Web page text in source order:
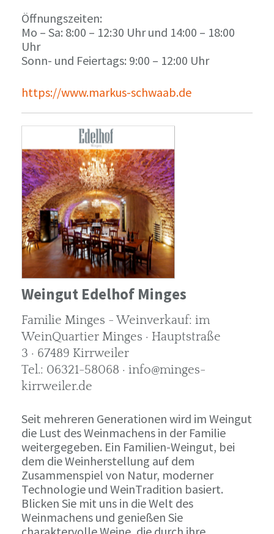
Öffnungszeiten:
Mo – Sa: 8:00 – 12:30 Uhr und 14:00 – 18:00
Uhr
Sonn- und Feiertags: 9:00 – 12:00 Uhr
https://www.markus-schwaab.de
Weingut Edelhof Minges
Familie Minges - Weinverkauf: im
WeinQuartier Minges · Hauptstraße
3 · 67489 Kirrweiler
Tel.: 06321-58068 · info@minges-
kirrweiler.de
Seit mehreren Generationen wird im Weingut
die Lust des Weinmachens in der Familie
weitergegeben. Ein Familien-Weingut, bei
dem die Weinherstellung auf dem
Zusammenspiel von Natur, moderner
Technologie und WeinTradition basiert.
Blicken Sie mit uns in die Welt des
Weinmachens und genießen Sie